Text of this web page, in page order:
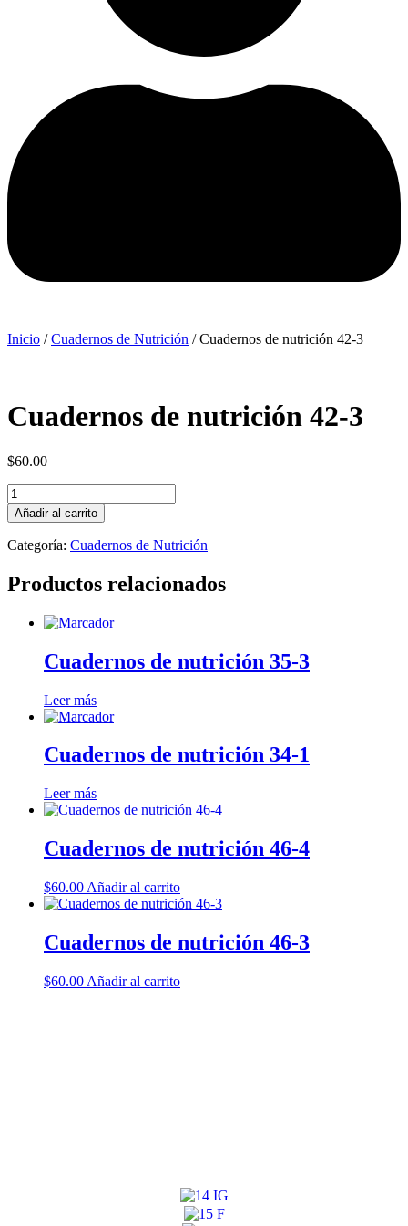
Inicio /Cuadernos de Nutrición / Cuadernos de nutrición 42-3
Cuadernos de nutrición 42-3
$60.00
Cuadernos
de
nutrición
42-
cantidad
Añadir al carrito
Categoría: Cuadernos de Nutrición
Productos relacionados
Cuadernos de nutrición 35-3
Leer más
Cuadernos de nutrición 34-1
Leer más
Cuadernos de nutrición 46-4
$60.00 Añadir al carrito
Cuadernos de nutrición 46-3
$60.00 Añadir al carrito